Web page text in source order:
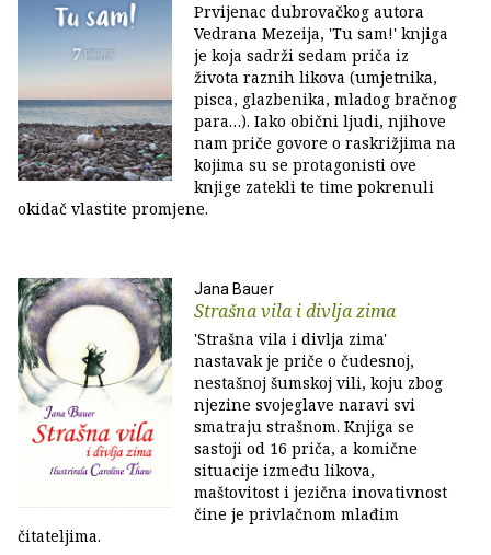
Prvijenac dubrovačkog autora
Vedrana Mezeija, 'Tu sam!' knjiga
je koja sadrži sedam priča iz
života raznih likova (umjetnika,
pisca, glazbenika, mladog bračnog
para…). Iako obični ljudi, njihove
nam priče govore o raskrižjima na
kojima su se protagonisti ove
knjige zatekli te time pokrenuli
okidač vlastite promjene.
Jana Bauer
Strašna vila i divlja zima
'Strašna vila i divlja zima'
nastavak je priče o čudesnoj,
nestašnoj šumskoj vili, koju zbog
njezine svojeglave naravi svi
smatraju strašnom. Knjiga se
sastoji od 16 priča, a komične
situacije između likova,
maštovitost i jezična inovativnost
čine je privlačnom mlađim
čitateljima.